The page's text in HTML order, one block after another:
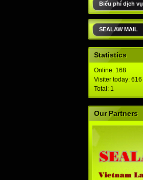
Biểu phí dịch vụ
SEALAW MAIL
Statistics
Online: 168
Visiter today: 616
Total: 1
Our Partners